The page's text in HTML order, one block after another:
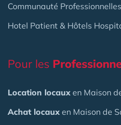
Communauté
Hotel Patient & Hôtels
Pour les
Location locaux en Maison
Achat locaux en Maison de